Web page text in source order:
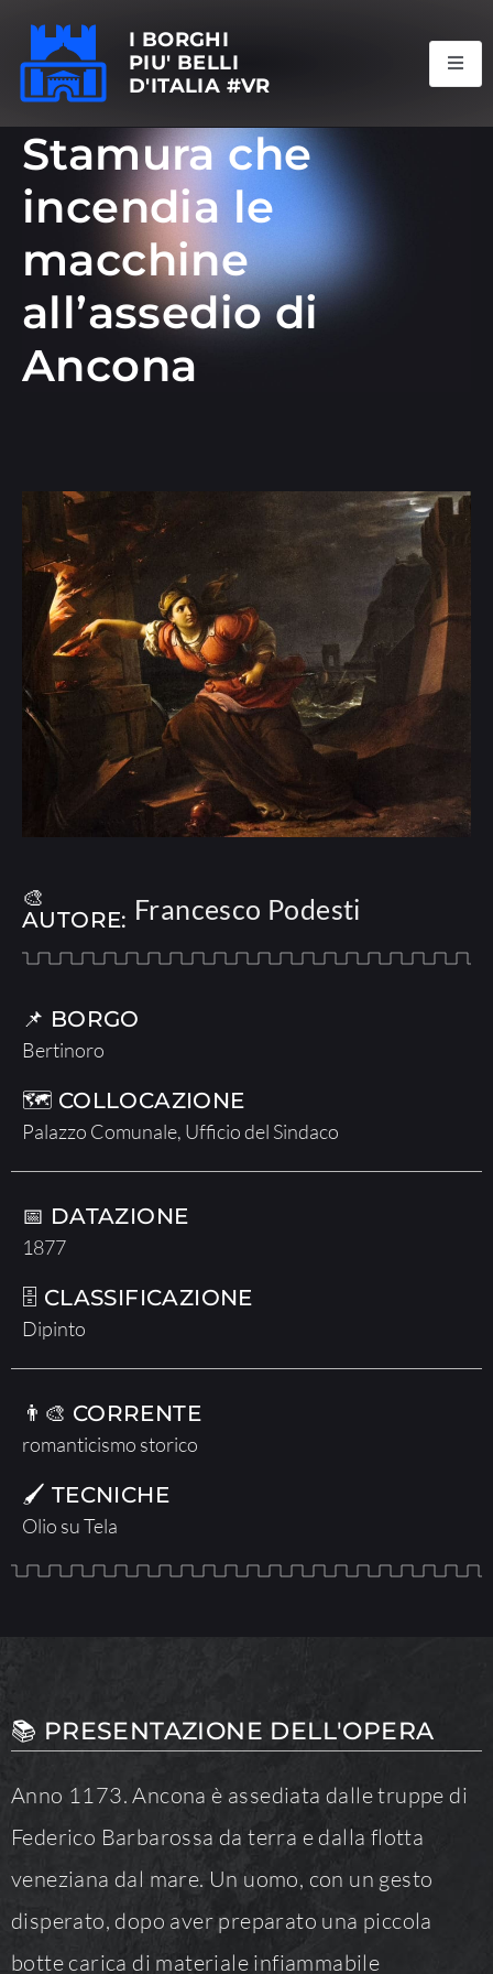
I BORGHI
PIU' BELLI
D'ITALIA #VR
Stamura che
incendia le
macchine
all’assedio di
Ancona
🎨
AUTORE: Francesco Podesti
📌 BORGO
Bertinoro
🗺 COLLOCAZIONE
Palazzo Comunale, Ufficio del Sindaco
📅 DATAZIONE
1877
🗄 CLASSIFICAZIONE
Dipinto
👨‍🎨 CORRENTE
romanticismo storico
🖌 TECNICHE
Olio su Tela
📚 PRESENTAZIONE DELL'OPERA
Anno 1173. Ancona è assediata dalle truppe di
Federico Barbarossa da terra e dalla flotta
veneziana dal mare. Un uomo, con un gesto
disperato, dopo aver preparato una piccola
botte carica di materiale infiammabile